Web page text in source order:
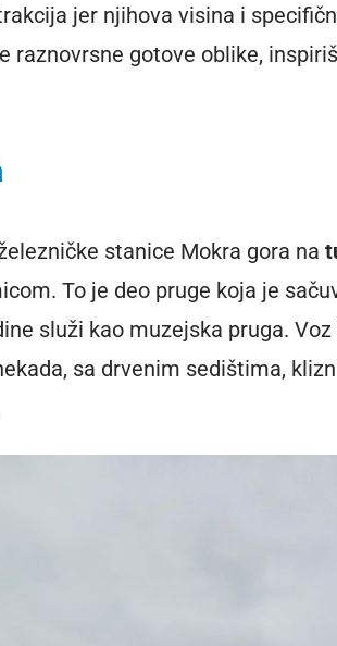
jer njihova visina i
raznovrsne gotove oblike,
stanice Mokra gora na
To je deo pruge koja je
služi kao muzejska pruga.
sa drvenim sedištima,